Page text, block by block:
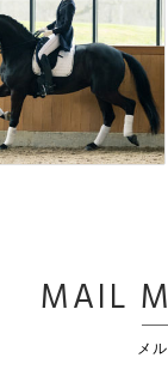
MAIL
メ